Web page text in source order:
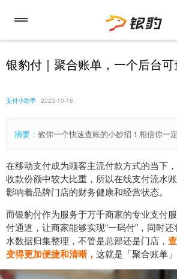
银豹付｜聚合账单，一个后台
支付小助手 2023-10-18
摘要： 教你一个快速查账的小妙招！相信你一
在移动支付成为顾客主流付款方式的当下
收款份额中较大比重，所以在线支付流水
影响着品牌门店的财务健康和经营状态。
而银豹付作为服务于万千商家的专业支付
付通道，让商家能够实现“一码付”，同时
水数据归集整理，不管是总部还是门店，
变得更加便捷和清晰， 这就是「聚合账单」